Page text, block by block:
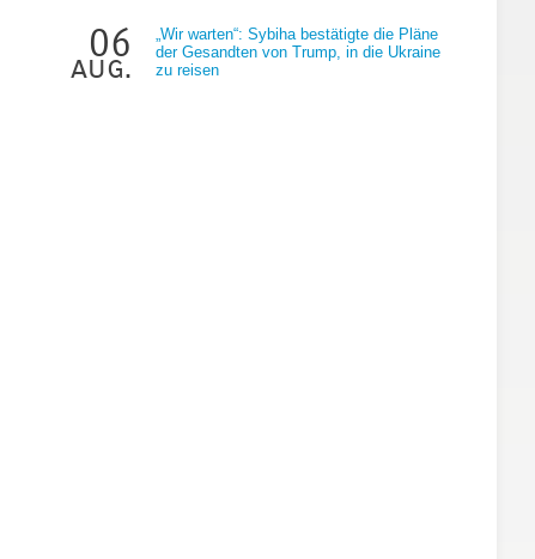
06
aug.
„Wir warten“: Sybiha bestätigte die Pläne
der Gesandten von Trump, in die Ukraine
zu reisen